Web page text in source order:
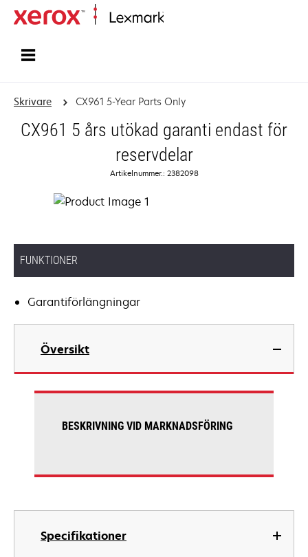
Skrivare CX961 5-Year Parts Only
CX961 5 års utökad garanti endast för
reservdelar
Artikelnummer.: 2382098
FUNKTIONER
Garantiförlängningar
Översikt
Specifikationer
BESKRIVNING VID MARKNADSFÖRING